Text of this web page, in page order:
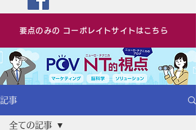
要点のみの コーポレイトサイトはこちら
記事
全ての記事